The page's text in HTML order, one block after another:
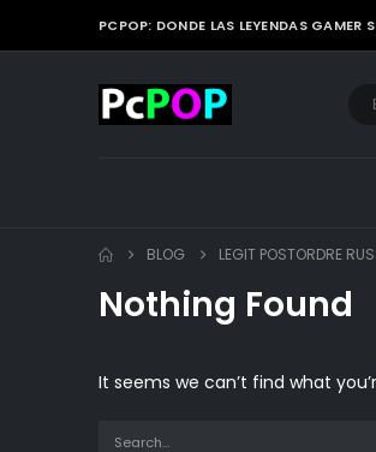
PCPOP: DONDE LAS LEYENDAS GAMER
BLOG LEGIT POSTORDRE
Nothing Found
It seems we can’t find what